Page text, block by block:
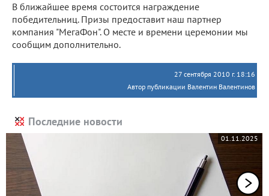
В ближайшее время состоится награждение
победительниц. Призы предоставит наш партнер
компания "МегаФон". О месте и времени церемонии мы
сообщим дополнительно.
27 сентября 2010 г. 18:16
Автор публикации Валентин Валентинов
Последние новости
01.11.2025